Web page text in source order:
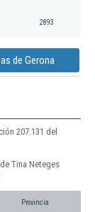
2893
de Gerona
207.131 del
Tina Neteges
Provincia